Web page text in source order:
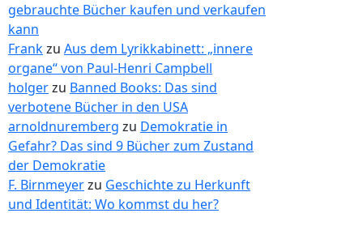
gebrauchte Bücher kaufen und verkaufen
kann
Frankzu Aus dem Lyrikkabinett: „innere
organe“ von Paul-Henri Campbell
holgerzu Banned Books: Das sind
verbotene Bücher in den USA
arnoldnuremberg zu Demokratie in
Gefahr? Das sind 9 Bücher zum Zustand
der Demokratie
F. Birnmeyerzu Geschichte zu Herkunft
und Identität: Wo kommst du her?